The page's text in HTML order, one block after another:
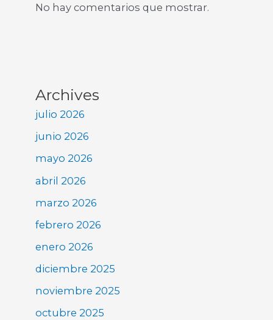
No hay comentarios que mostrar.
Archives
julio 2026
junio 2026
mayo 2026
abril 2026
marzo 2026
febrero 2026
enero 2026
diciembre 2025
noviembre 2025
octubre 2025